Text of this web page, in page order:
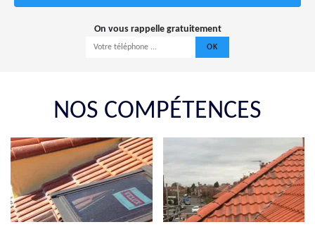
On vous rappelle gratuitement
NOS COMPÉTENCES